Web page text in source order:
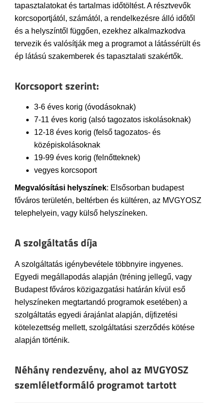
tapasztalatokat és tartalmas időtöltést. A résztvevők
korcsoportjától, számától, a rendelkezésre álló időtől
és a helyszíntől függően, ezekhez alkalmazkodva
tervezik és valósítják meg a programot a látássérült és
ép látású szakemberek és tapasztalati szakértők.
Korcsoport szerint:
3-6 éves korig (óvodásoknak)
7-11 éves korig (alsó tagozatos iskolásoknak)
12-18 éves korig (felső tagozatos- és
középiskolásoknak
19-99 éves korig (felnőtteknek)
vegyes korcsoport
Megvalósítási helyszínek: Elsősorban budapest
főváros területén, beltérben és kültéren, az MVGYOSZ
telephelyein, vagy külső helyszíneken.
A szolgáltatás díja
A szolgáltatás igénybevétele többnyire ingyenes.
Egyedi megállapodás alapján (tréning jellegű, vagy
Budapest főváros közigazgatási határán kívül eső
helyszíneken megtartandó programok esetében) a
szolgáltatás egyedi árajánlat alapján, díjfizetési
kötelezettség mellett, szolgáltatási szerződés kötése
alapján történik.
Néhány rendezvény, ahol az MVGYOSZ
szemléletformáló programot tartott